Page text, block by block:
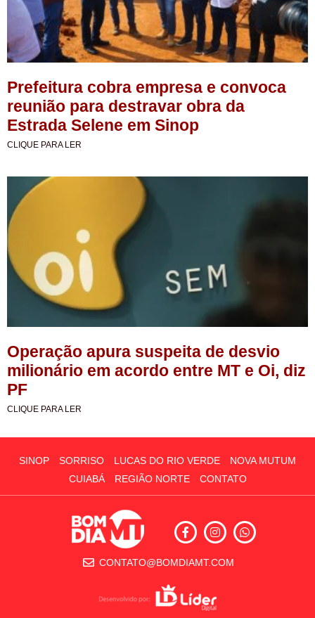
Prefeitura cobra empresa e convoca
reunião para destravar obra da
Estrada Selene em Sinop
CLIQUE PARA LER
Operação apura suspeita de desvio
milionário em acordo entre MT e Oi, diz
PF
CLIQUE PARA LER
SINOP SORRISO LUCAS DO RIO VERDE
NOVA MUTUM
CUIABÁ
REGIÃO NORTE CONTATO
CONTATO@BOMDIAMT.COM